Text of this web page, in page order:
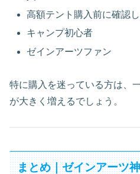
高額テント購入前に確認
キャンプ初心者
ゼインアーツファン
特に購入を迷っている方は、
が大きく増えるでしょう。
まとめ｜ゼインアーツ